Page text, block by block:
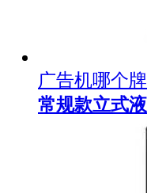
广告机哪个
常规款立式